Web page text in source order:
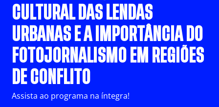
CULTURAL DAS LENDAS
URBANAS E A IMPORTÂNCIA DO
FOTOJORNALISMO EM REGIÕES
DE CONFLITO
Assista ao programa na íntegra!